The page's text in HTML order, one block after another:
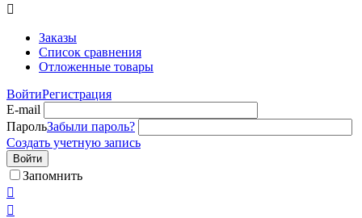

Заказы
Список сравнения
Отложенные товары
ВойтиРегистрация
E-mail
ПарольЗабыли пароль?
Создать учетную запись
Войти
Запомнить

